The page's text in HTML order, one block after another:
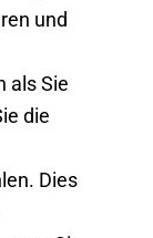
und
als Sie
die
Dies